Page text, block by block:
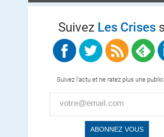
Suivez Les Crises
Suivez l'actu et ne ratez plus une